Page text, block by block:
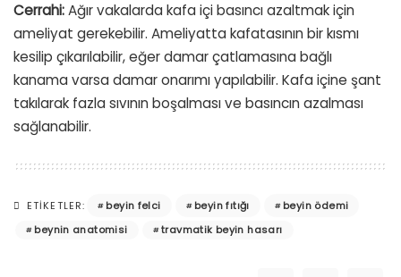
Cerrahi:Ağır vakalarda kafa içi basıncı azaltmak için
ameliyat gerekebilir. Ameliyatta kafatasının bir kısmı
kesilip çıkarılabilir, eğer damar çatlamasına bağlı
kanama varsa damar onarımı yapılabilir. Kafa içine şant
takılarak fazla sıvının boşalması ve basıncın azalması
sağlanabilir.
ETIKETLER: beyin felci beyin fıtığı
beyin ödemi
beynin anatomisi
travmatik beyin hasarı